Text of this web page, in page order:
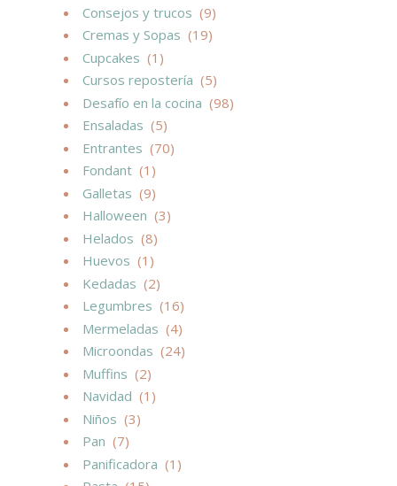
Consejos y trucos (9)
Cremas y Sopas (19)
Cupcakes (1)
Cursos repostería (5)
Desafío en la cocina (98)
Ensaladas (5)
Entrantes (70)
Fondant (1)
Galletas (9)
Halloween (3)
Helados (8)
Huevos (1)
Kedadas (2)
Legumbres (16)
Mermeladas (4)
Microondas (24)
Muffins (2)
Navidad (1)
Niños (3)
Pan (7)
Panificadora (1)